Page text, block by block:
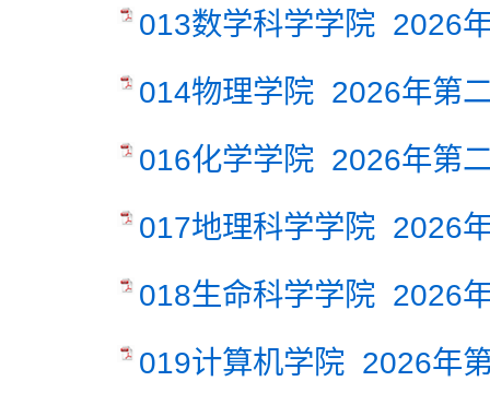
013数学科学学院 2026
014物理学院 2026年第
016化学学院 2026年第
017地理科学学院 2026
018生命科学学院 2026
019计算机学院 2026年